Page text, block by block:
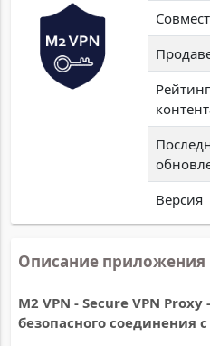
Рейтинг
Версия
Описание приложения
M2 VPN - Secure VPN
безопасного соединения